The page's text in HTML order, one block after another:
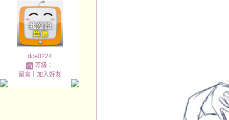
dce0224
等級：
留言｜ 加入好友